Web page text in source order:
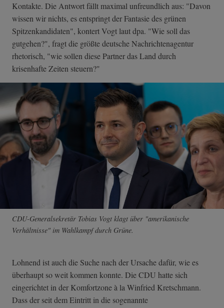
Kontakte. Die Antwort fällt maximal unfreundlich aus: "Davon
wissen wir nichts, es entspringt der Fantasie des grünen
Spitzenkandidaten", kontert Vogt laut dpa. "Wie soll das
gutgehen?", fragt die größte deutsche Nachrichtenagentur
rhetorisch, "wie sollen diese Partner das Land durch
krisenhafte Zeiten steuern?"
CDU-Generalsekretär Tobias Vogt klagt über "amerikanische
Verhältnisse" im Wahlkampf durch Grüne.
Lohnend ist auch die Suche nach der Ursache dafür, wie es
überhaupt so weit kommen konnte. Die CDU hatte sich
eingerichtet in der Komfortzone à la Winfried Kretschmann.
Dass der seit dem Eintritt in die sogenannte